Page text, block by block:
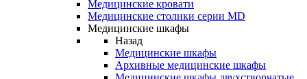
Медицинские кровати
Медицинские столики серии MD
Медицинские шкафы
Назад
Медицинские шкафы
Архивные медицинские шкафы